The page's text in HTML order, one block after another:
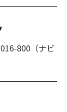
800（ナビ